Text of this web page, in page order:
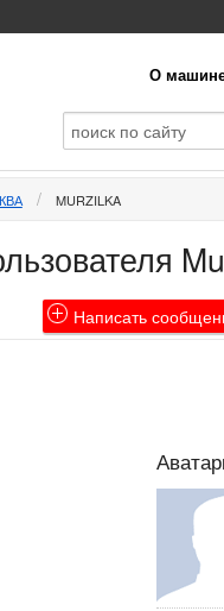
О
MURZILKA
Написать